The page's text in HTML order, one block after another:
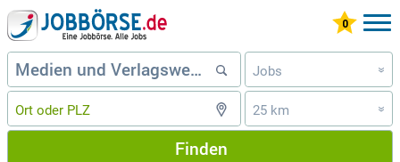
Jobs »
25 km »
Finden